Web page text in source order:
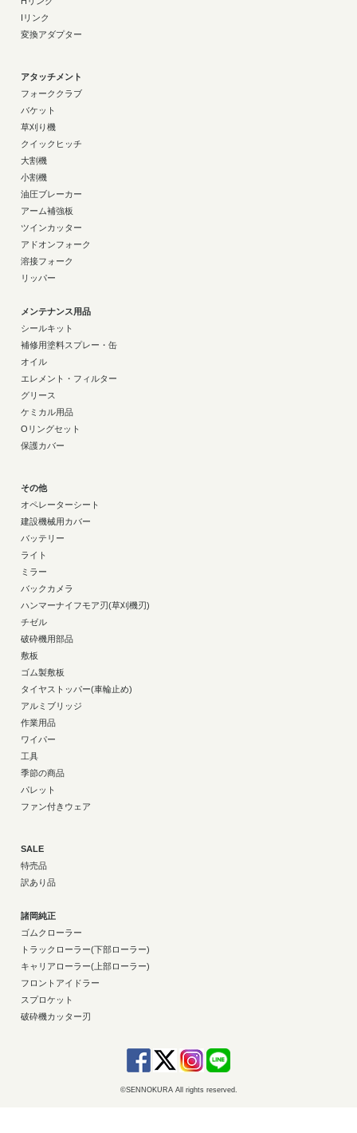
Iリンク
変換アダプター
アタッチメント
フォーククラブ
バケット
草刈り機
クイックヒッチ
大割機
小割機
油圧ブレーカー
アーム補強板
ツインカッター
アドオンフォーク
溶接フォーク
リッパー
メンテナンス用品
シールキット
補修用塗料スプレー・缶
オイル
エレメント・フィルター
グリース
ケミカル用品
Oリングセット
保護カバー
その他
オペレーターシート
建設機械用カバー
バッテリー
ライト
ミラー
バックカメラ
ハンマーナイフモア刃(草刈機刃)
チゼル
破砕機用部品
敷板
ゴム製敷板
タイヤストッパー(車輪止め)
アルミブリッジ
作業用品
ワイパー
工具
季節の商品
パレット
ファン付きウェア
SALE
特売品
訳あり品
諸岡純正
ゴムクローラー
トラックローラー(下部ローラー)
キャリアローラー(上部ローラー)
フロントアイドラー
スプロケット
破砕機カッター刃
©SENNOKURA All rights reserved.